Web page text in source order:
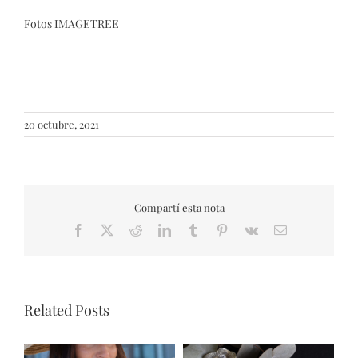
Fotos IMAGETREE
20 octubre, 2021
Compartí esta nota
Facebook RedditLinkedInTumblr Pinterest
Vk Email
Related Posts